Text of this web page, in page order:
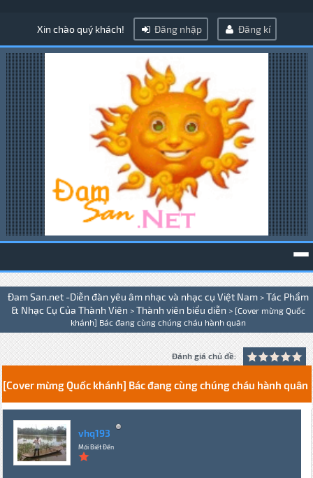
Xin chào quý khách! Đăng nhập Đăng kí
Đam San.net -Diễn đàn yêu âm nhạc và nhạc cụ Việt Nam > Tác Phẩm
& Nhạc Cụ Của Thành Viên > Thành viên biểu diễn > [Cover mừng Quốc
khánh] Bác đang cùng chúng cháu hành quân
Đánh giá chủ đề:
[Cover mừng Quốc khánh] Bác đang cùng chúng cháu hành quân
vhq193
Mới Biết Đến